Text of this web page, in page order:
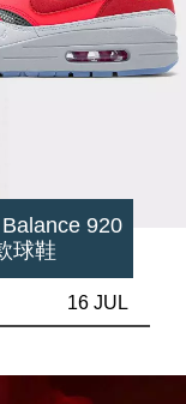
920
球鞋
16 JUL